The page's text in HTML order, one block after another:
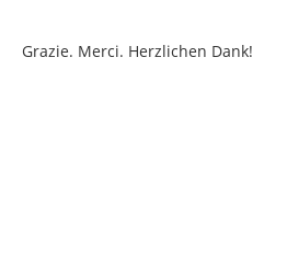
Grazie. Merci. Herzlichen Dank!